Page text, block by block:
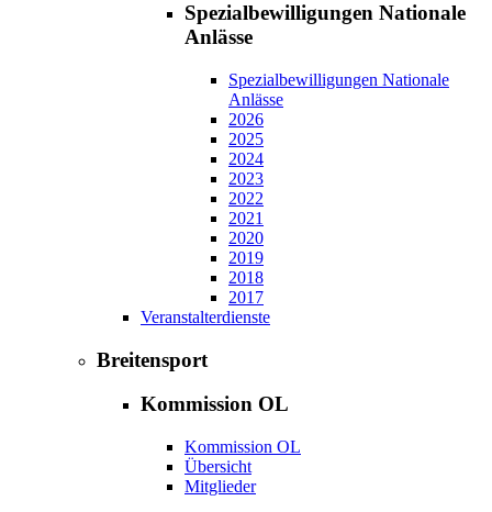
Spezialbewilligungen Nationale
Anlässe
Spezialbewilligungen Nationale
Anlässe
2026
2025
2024
2023
2022
2021
2020
2019
2018
2017
Veranstalterdienste
Breitensport
Kommission OL
Kommission OL
Übersicht
Mitglieder